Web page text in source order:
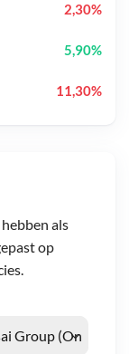
als
op
2,30%
5,90%
11,30%